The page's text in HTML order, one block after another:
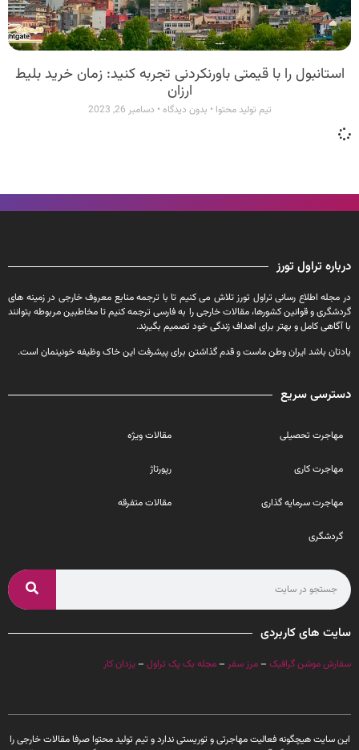
استانبول را با قیمتی باورنکردنی تجربه کنید: زمان خرید بلیط
ارزان
تیم تولید محتوا بدون دیدگاه دسامبر 26, 2023
درباره تراول تورز
در مجله اطلاع رسانی تراول تورز تلاش می کنیم تا با ترجمه منابع معروف خارجی در زمینه های
گردشگری و قوانین کشورها، مقالات خارجی را به فارسی ترجمه کنیم تا مخاطبین مربوطه بتوانند
با آگاهی کامل و بهتر برای اهداف زندگی خود تصمیم بگیرند.
یادتان باشد ایران وطن ماست و قدم گذاشتن برای پیشرفت این خاک وظیفه خونینمان است.
دسترسی سریع
مهاجرت تحصیلی
مهاجرت کاری
مهاجرت سرمایه گذاری
گردشگری
مقالات ویژه
رپورتاژ
مقالات متفرقه
سایت های کاربردی
سفارش موشن گرافیک – مرز سفر – مجله بک پک تراول – یزدان کار
این سایت هیچگونه فعالیت مهاجرتی و توریستی ندارد و تیم تولید محتوا صرفا مقالات خارجی را